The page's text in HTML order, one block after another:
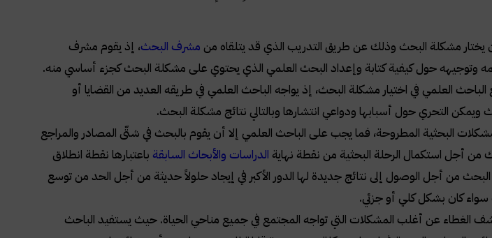
مشكلة البحث وذلك عن طريق التدريب الذي قد يتلقاه من مشرف البحث، إذ يقوم مشرف
وتوجيهه حول كيفية كتابة وإعداد البحث العلمي الذي يحتوي على مشكلة البحث كجزء أساسي منه.
العلمي في اختيار مشكلة البحث، إذ يواجه الباحث العلمي في طريقه العديد من القضايا أو
التحري حول أسبابها ودواعي انتشارها وبالتالي نتائج مشكلة البحث.
البحثية المطروحة، فما يجب على الباحث العلمي إلا أن يقوم بالبحث في شتّى المصادر والمراجع
أجل استكمال الرحلة البحثية من نقطة نهاية الدراسات والأبحاث السابقة باعتبارها نقطة انطلاق
من أجل الوصول إلى نتائج جديدة لها الدور الأكبر في إيجاد حلولاً حديثة من أجل الحد من توسع
كان بشكل كلي أو جزئي.
الغطاء عن أغلب المشكلات التي تواجه المجتمع في جميع مناحي الحياة. حيث يستفيد الباحث